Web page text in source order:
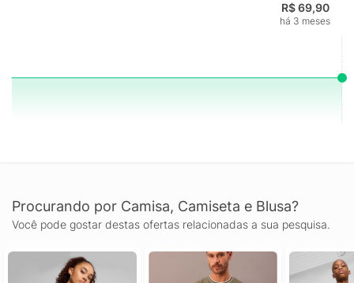
R$ 69,90
há 3 meses
Procurando por Camisa, Camiseta e Blusa?
Você pode gostar destas ofertas relacionadas a sua pesquisa.